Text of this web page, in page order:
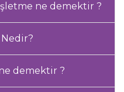
ne demektir ?
demektir ?